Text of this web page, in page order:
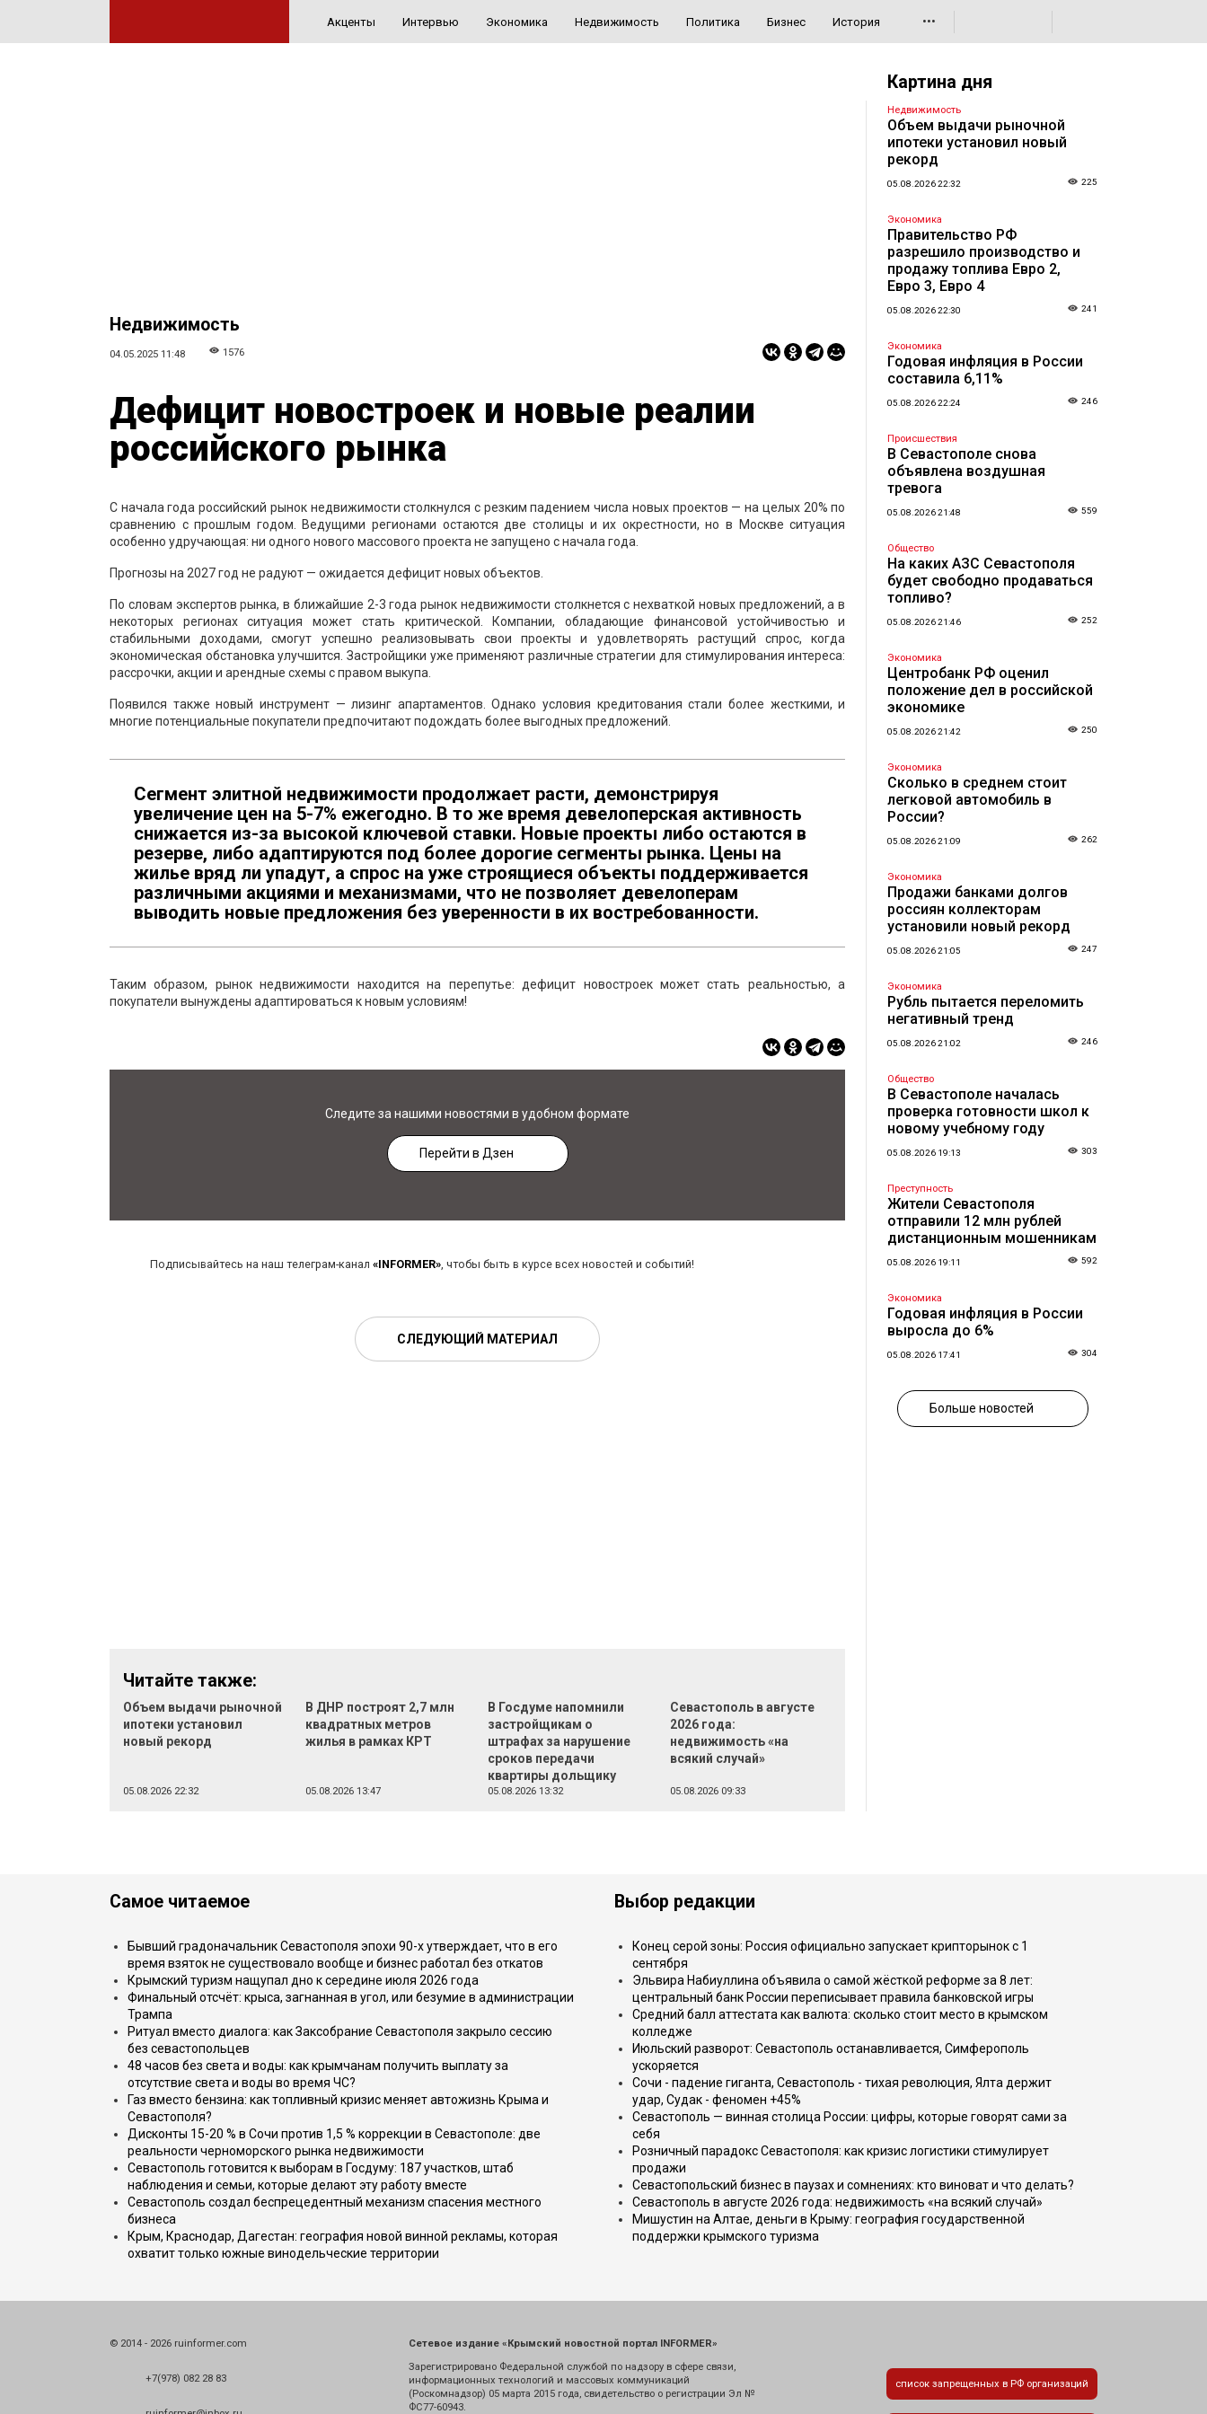
Акценты Интервью Экономика Недвижимость Политика Бизнес История •••
Недвижимость
04.05.2025 11:48 1576
Дефицит новостроек и новые реалии
российского рынка
С начала года российский рынок недвижимости столкнулся с резким падением числа новых проектов — на целых 20% по
сравнению с прошлым годом. Ведущими регионами остаются две столицы и их окрестности, но в Москве ситуация
особенно удручающая: ни одного нового массового проекта не запущено с начала года.
Прогнозы на 2027 год не радуют — ожидается дефицит новых объектов.
По словам экспертов рынка, в ближайшие 2-3 года рынок недвижимости столкнется с нехваткой новых предложений, а в
некоторых регионах ситуация может стать критической. Компании, обладающие финансовой устойчивостью и
стабильными доходами, смогут успешно реализовывать свои проекты и удовлетворять растущий спрос, когда
экономическая обстановка улучшится. Застройщики уже применяют различные стратегии для стимулирования интереса:
рассрочки, акции и арендные схемы с правом выкупа.
Появился также новый инструмент — лизинг апартаментов. Однако условия кредитования стали более жесткими, и
многие потенциальные покупатели предпочитают подождать более выгодных предложений.
Сегмент элитной недвижимости продолжает расти, демонстрируя
увеличение цен на 5-7% ежегодно. В то же время девелоперская активность
снижается из-за высокой ключевой ставки. Новые проекты либо остаются в
резерве, либо адаптируются под более дорогие сегменты рынка. Цены на
жилье вряд ли упадут, а спрос на уже строящиеся объекты поддерживается
различными акциями и механизмами, что не позволяет девелоперам
выводить новые предложения без уверенности в их востребованности.
Таким образом, рынок недвижимости находится на перепутье: дефицит новостроек может стать реальностью, а
покупатели вынуждены адаптироваться к новым условиям!
Следите за нашими новостями в удобном формате
Перейти в Дзен
Подписывайтесь на наш телеграм-канал «INFORMER», чтобы быть в курсе всех новостей и событий!
СЛЕДУЮЩИЙ МАТЕРИАЛ
Читайте также:
Объем выдачи рыночной
ипотеки установил
новый рекорд
05.08.2026 22:32
В ДНР построят 2,7 млн
квадратных метров
жилья в рамках КРТ
05.08.2026 13:47
В Госдуме напомнили
застройщикам о
штрафах за нарушение
сроков передачи
квартиры дольщику
05.08.2026 13:32
Севастополь в августе
2026 года:
недвижимость «на
всякий случай»
05.08.2026 09:33
Картина дня
Недвижимость
Объем выдачи рыночной
ипотеки установил новый
рекорд
05.08.2026 22:32 225
Экономика
Правительство РФ
разрешило производство и
продажу топлива Евро 2,
Евро 3, Евро 4
05.08.2026 22:30 241
Экономика
Годовая инфляция в России
составила 6,11%
05.08.2026 22:24 246
Происшествия
В Севастополе снова
объявлена воздушная
тревога
05.08.2026 21:48 559
Общество
На каких АЗС Севастополя
будет свободно продаваться
топливо?
05.08.2026 21:46 252
Экономика
Центробанк РФ оценил
положение дел в российской
экономике
05.08.2026 21:42 250
Экономика
Сколько в среднем стоит
легковой автомобиль в
России?
05.08.2026 21:09 262
Экономика
Продажи банками долгов
россиян коллекторам
установили новый рекорд
05.08.2026 21:05 247
Экономика
Рубль пытается переломить
негативный тренд
05.08.2026 21:02 246
Общество
В Севастополе началась
проверка готовности школ к
новому учебному году
05.08.2026 19:13 303
Преступность
Жители Севастополя
отправили 12 млн рублей
дистанционным мошенникам
05.08.2026 19:11 592
Экономика
Годовая инфляция в России
выросла до 6%
05.08.2026 17:41 304
Больше новостей
Самое читаемое
Бывший градоначальник Севастополя эпохи 90-х утверждает, что в его
время взяток не существовало вообще и бизнес работал без откатов
Крымский туризм нащупал дно к середине июля 2026 года
Финальный отсчёт: крыса, загнанная в угол, или безумие в администрации
Трампа
Ритуал вместо диалога: как Заксобрание Севастополя закрыло сессию
без севастопольцев
48 часов без света и воды: как крымчанам получить выплату за
отсутствие света и воды во время ЧС?
Газ вместо бензина: как топливный кризис меняет автожизнь Крыма и
Севастополя?
Дисконты 15-20 % в Сочи против 1,5 % коррекции в Севастополе: две
реальности черноморского рынка недвижимости
Севастополь готовится к выборам в Госдуму: 187 участков, штаб
наблюдения и семьи, которые делают эту работу вместе
Севастополь создал беспрецедентный механизм спасения местного
бизнеса
Крым, Краснодар, Дагестан: география новой винной рекламы, которая
охватит только южные винодельческие территории
Выбор редакции
Конец серой зоны: Россия официально запускает крипторынок с 1
сентября
Эльвира Набиуллина объявила о самой жёсткой реформе за 8 лет:
центральный банк России переписывает правила банковской игры
Средний балл аттестата как валюта: сколько стоит место в крымском
колледже
Июльский разворот: Севастополь останавливается, Симферополь
ускоряется
Сочи - падение гиганта, Севастополь - тихая революция, Ялта держит
удар, Судак - феномен +45%
Севастополь — винная столица России: цифры, которые говорят сами за
себя
Розничный парадокс Севастополя: как кризис логистики стимулирует
продажи
Севастопольский бизнес в паузах и сомнениях: кто виноват и что делать?
Севастополь в августе 2026 года: недвижимость «на всякий случай»
Мишустин на Алтае, деньги в Крыму: география государственной
поддержки крымского туризма
© 2014 - 2026 ruinformer.com
+7(978) 082 28 83
Сетевое издание «Крымский новостной портал INFORMER»
Зарегистрировано Федеральной службой по надзору в сфере связи,
информационных технологий и массовых коммуникаций
(Роскомнадзор) 05 марта 2015 года, свидетельство о регистрации Эл №
ФС77-60943.
список запрещенных в РФ организаций